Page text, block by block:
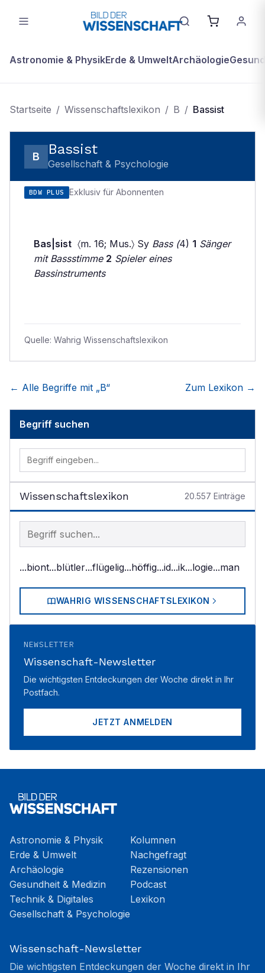
Astronomie & PhysikErde & UmweltArchäologie
Startseite / Wissenschaftslexikon / B / Bassist
B Bassist
Gesellschaft & Psychologie
BDW PLUS Exklusiv für Abonnenten
Bas|sist 〈m. 16; Mus.〉 Sy Bass (4) 1 Sänger
mit Bassstimme 2 Spieler eines
Bassinstruments
Quelle: Wahrig Wissenschaftslexikon
← Alle Begriffe mit „B“ Zum Lexikon →
Begriff suchen
Wissenschaftslexikon 20.557 Einträge
Begriff im Lexikon suchen
...biont...blütler...flügelig...höffig...id...ik...logie...man
WAHRIG WISSENSCHAFTSLEXIKON
NEWSLETTER
Wissenschaft-Newsletter
Die wichtigsten Entdeckungen der Woche direkt in Ihr
Postfach.
JETZT ANMELDEN
Astronomie & Physik
Erde & Umwelt
Archäologie
Gesundheit & Medizin
Technik & Digitales
Gesellschaft & Psychologie
Kolumnen
Nachgefragt
Rezensionen
Podcast
Lexikon
Wissenschaft-Newsletter
Die wichtigsten Entdeckungen der Woche direkt in Ihr